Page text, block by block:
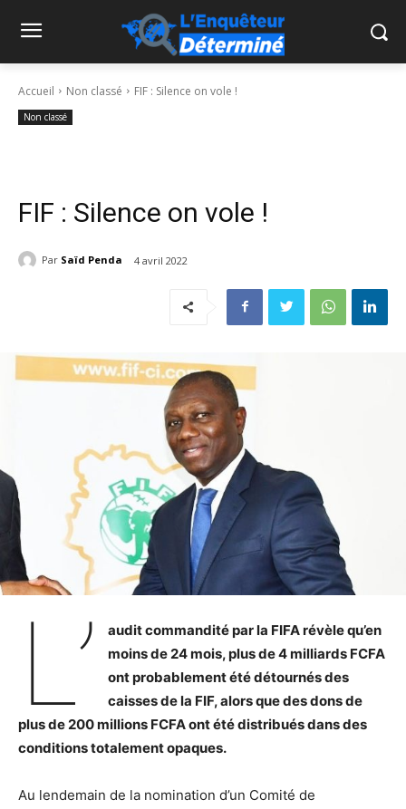
Accueil Non classé FIF : Silence on vole !
Non classé
FIF : Silence on vole !
Par Saïd Penda 4 avril 2022
L’
audit commandité par la FIFA révèle qu’en
moins de 24 mois, plus de 4 milliards FCFA
ont probablement été détournés des
caisses de la FIF, alors que des dons de
plus de 200 millions FCFA ont été distribués dans des
conditions totalement opaques.
Au lendemain de la nomination d’un Comité de